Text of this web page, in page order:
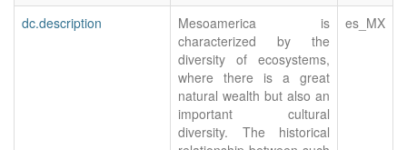
dc.description
Mesoamerica is
characterized by the
diversity of ecosystems,
where there is a great
natural wealth but also an
important cultural
diversity. The historical
es_MX